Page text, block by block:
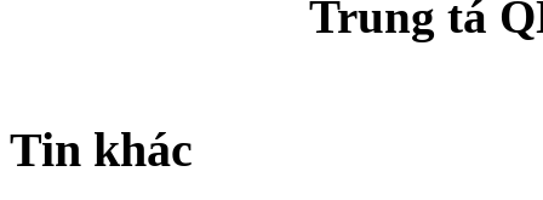
Trung tá
Tin khác